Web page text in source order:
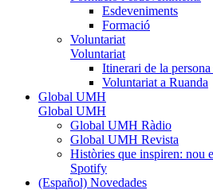
Esdeveniments
Formació
Voluntariat
Voluntariat
Itinerari de la
Voluntariat a Ruanda
Global UMH
Global UMH
Global UMH Ràdio
Global UMH Revista
Històries que inspiren: nou
Spotify
(Español) Novedades